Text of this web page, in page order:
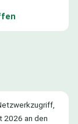
2026 an den